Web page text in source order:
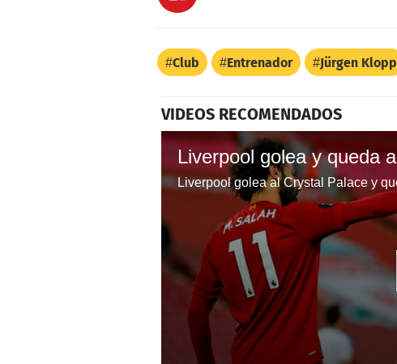
Club Entrenador Jürgen Klopp
VIDEOS RECOMENDADOS